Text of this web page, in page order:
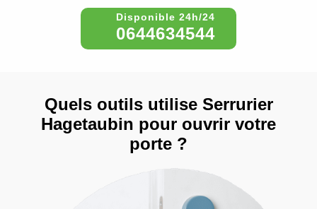
0644634544
Quels outils utilise Serrurier
Hagetaubin pour ouvrir votre
porte ?